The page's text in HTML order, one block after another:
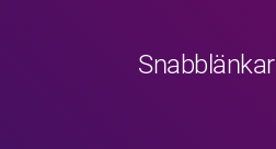
Snabblänkar